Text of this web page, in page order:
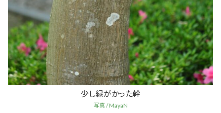
少し緑がかった幹
写真 / MayaN